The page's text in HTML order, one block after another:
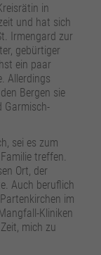
in
und hat sich
Irmengard zur
gebürtiger
ein paar
Allerdings
Bergen sie
Garmisch-
sei es zum
treffen.
Ort, der
Auch beruflich
im
Kliniken
mich zu